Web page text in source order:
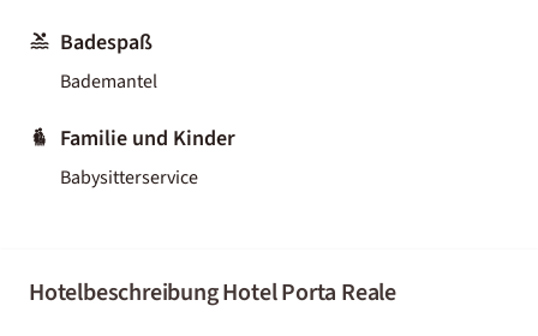
Badespaß
Bademantel
Familie und Kinder
Babysitterservice
Hotelbeschreibung Hotel Porta Reale